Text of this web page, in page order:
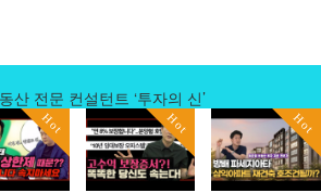
산 전문 컨설턴트 ‘투자의 신’
Hot Hot Hot